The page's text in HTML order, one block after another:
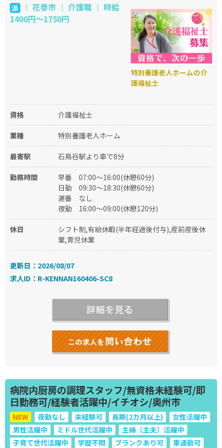
派｜ 花巻市 ｜ 介護職 ｜ 時給
1400円～1750円
特別養護老人ホームの介
護福祉士
資格 介護福祉士
業種 特別養護老人ホーム
最寄駅 石鳥谷駅より車で8分
勤務時間 早番
07:00～16:00(休憩60分)
日勤
09:30～18:30(休憩60分)
遅番
なし
夜勤
16:00～09:00(休憩120分)
休日
シフト制,有給休暇(半年経過後付与),産前産後休
業,育児休業
更新日：2026/08/07
求人ID：R-KENNAN160406-SC8
病院内厨房の調理スタッフ/無資格未経験可/即
日勤務可/経験者活躍中/イチオシ/奥州市
NEW 夜勤なし 未経験可 長期(2カ月以上)
女性活躍中
男性活躍中
ミドル世代活躍中
主婦（主夫）活躍中
子育て世代活躍中
学歴不問 ブランクあり可
車通勤可